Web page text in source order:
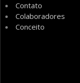
Contato
Colaboradores
Conceito